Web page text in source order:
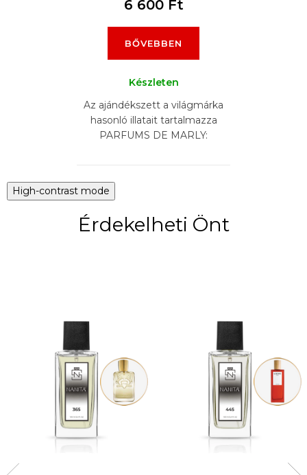
6 600 Ft
BŐVEBBEN
Készleten
Az ajándékszett a világmárka
hasonló illatait tartalmazza
PARFUMS DE MARLY:
SAFAND, ATHALIA (6 x 5 ml)
High-contrast mode
Érdekelheti Önt